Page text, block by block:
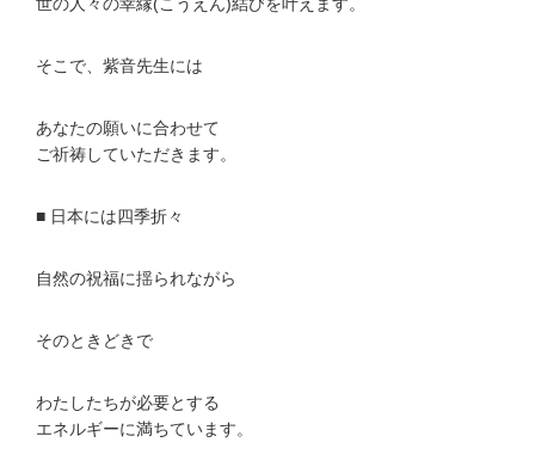
世の人々の幸縁(こうえん)結びを叶えます。
そこで、紫音先生には
あなたの願いに合わせて
ご祈祷していただきます。
■ 日本には四季折々
自然の祝福に揺られながら
そのときどきで
わたしたちが必要とする
エネルギーに満ちています。